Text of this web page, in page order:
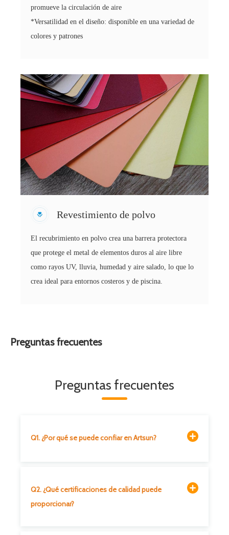
promueve la circulación de aire
*Versatilidad en el diseño: disponible en una variedad de
colores y patrones
Revestimiento de polvo
El recubrimiento en polvo crea una barrera protectora
que protege el metal de elementos duros al aire libre
como rayos UV, lluvia, humedad y aire salado, lo que lo
crea ideal para entornos costeros y de piscina.
Preguntas frecuentes
Preguntas frecuentes
Q1. ¿Por qué se puede confiar en Artsun?
Q2. ¿Qué certificaciones de calidad puede
proporcionar?